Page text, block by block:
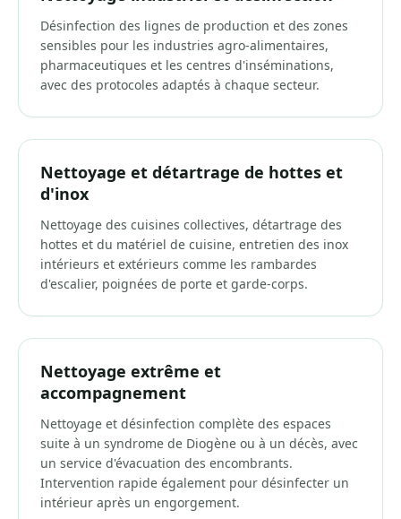
Désinfection des lignes de production et des zones
sensibles pour les industries agro-alimentaires,
pharmaceutiques et les centres d'inséminations,
avec des protocoles adaptés à chaque secteur.
Nettoyage et détartrage de hottes et
d'inox
Nettoyage des cuisines collectives, détartrage des
hottes et du matériel de cuisine, entretien des inox
intérieurs et extérieurs comme les rambardes
d'escalier, poignées de porte et garde-corps.
Nettoyage extrême et
accompagnement
Nettoyage et désinfection complète des espaces
suite à un syndrome de Diogène ou à un décès, avec
un service d'évacuation des encombrants.
Intervention rapide également pour désinfecter un
intérieur après un engorgement.